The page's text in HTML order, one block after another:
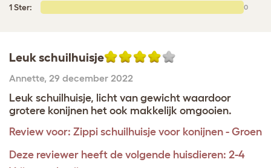
1 Ster: 0
Leuk schuilhuisje
Annette, 29 december 2022
Leuk schuilhuisje, licht van gewicht waardoor
grotere konijnen het ook makkelijk omgooien.
Review voor: Zippi schuilhuisje voor konijnen - Groen
Deze reviewer heeft de volgende huisdieren: 2-4